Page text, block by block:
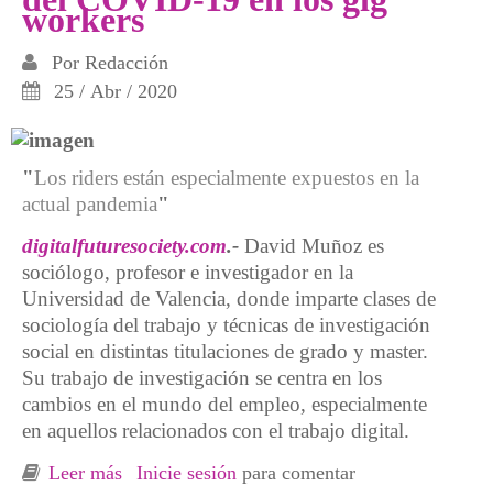
workers
Por Redacción
25 / Abr / 2020
"Los riders están especialmente expuestos en la
actual pandemia"
digitalfuturesociety.com.- David Muñoz es
sociólogo, profesor e investigador en la
Universidad de Valencia, donde imparte clases de
sociología del trabajo y técnicas de investigación
social en distintas titulaciones de grado y master.
Su trabajo de investigación se centra en los
cambios en el mundo del empleo, especialmente
en aquellos relacionados con el trabajo digital.
Leer más sobre David Muñoz y el impacto del COVID-
Inicie sesión para comentar